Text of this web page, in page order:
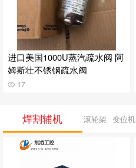
进口美国1000U蒸汽疏水阀 阿
姆斯壮不锈钢疏水阀
17
焊割辅机 滚轮架 变位机